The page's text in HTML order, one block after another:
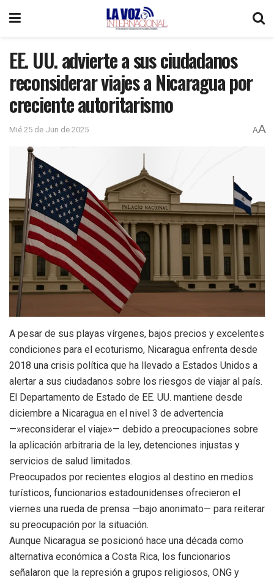
EE. UU. advierte a sus ciudadanos
reconsiderar viajes a Nicaragua por
creciente autoritarismo
Mié 25 de Jun de 2025 AA
A pesar de sus playas vírgenes, bajos precios y excelentes
condiciones para el ecoturismo, Nicaragua enfrenta desde
2018 una crisis política que ha llevado a Estados Unidos a
alertar a sus ciudadanos sobre los riesgos de viajar al país.
El Departamento de Estado de EE. UU. mantiene desde
diciembre a Nicaragua en el nivel 3 de advertencia
—»reconsiderar el viaje»— debido a preocupaciones sobre
la aplicación arbitraria de la ley, detenciones injustas y
servicios de salud limitados.
Preocupados por recientes elogios al destino en medios
turísticos, funcionarios estadounidenses ofrecieron el
viernes una rueda de prensa —bajo anonimato— para reiterar
su preocupación por la situación.
Aunque Nicaragua se posicionó hace una década como
alternativa económica a Costa Rica, los funcionarios
señalaron que la represión a grupos religiosos, ONG y